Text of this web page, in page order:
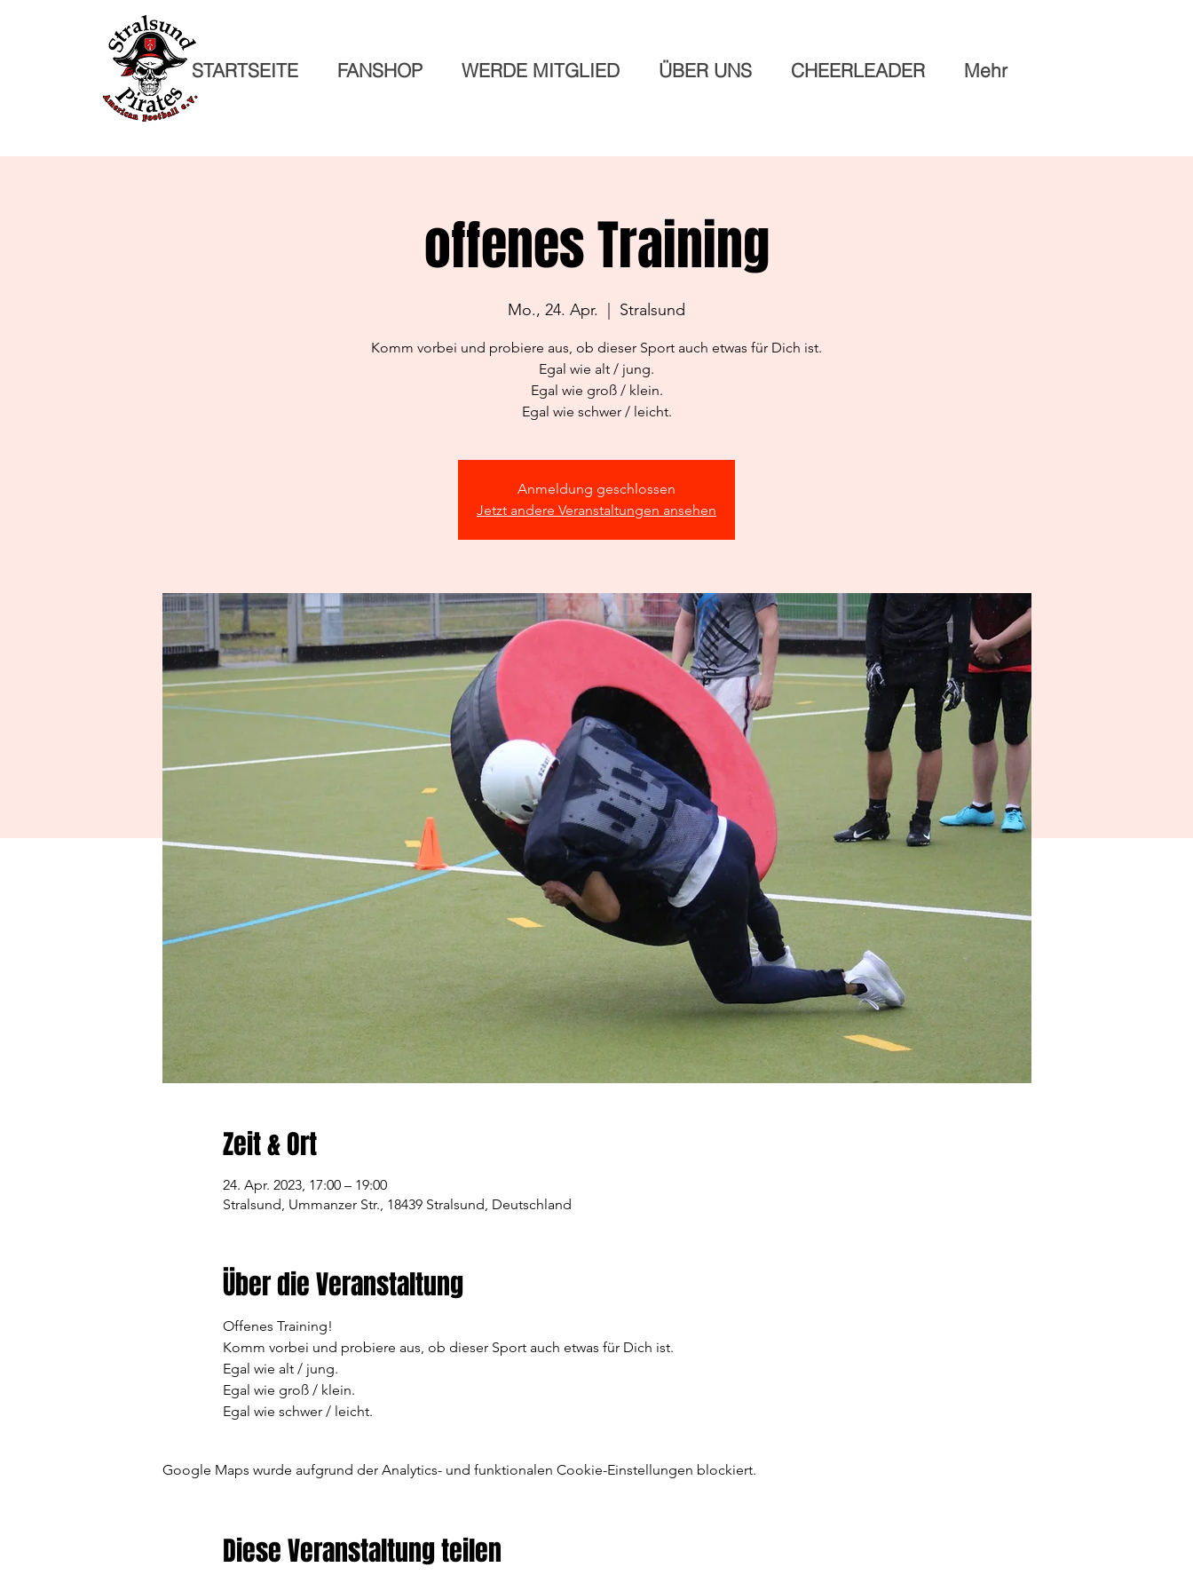
STARTSEITE FANSHOP WERDE MITGLIED ÜBER UNS CHEERLEADER Mehr
offenes Training
Mo., 24. Apr. Stralsund
Komm vorbei und probiere aus, ob dieser Sport auch etwas für Dich ist.
Egal wie alt / jung.
Egal wie groß / klein.
Egal wie schwer / leicht.
Anmeldung geschlossen
Jetzt andere Veranstaltungen ansehen
Zeit & Ort
24. Apr. 2023, 17:00 – 19:00
Stralsund, Ummanzer Str., 18439 Stralsund, Deutschland
Über die Veranstaltung
Offenes Training!
Komm vorbei und probiere aus, ob dieser Sport auch etwas für Dich ist.
Egal wie alt / jung.
Egal wie groß / klein.
Egal wie schwer / leicht.
Google Maps wurde aufgrund der Analytics- und funktionalen Cookie-Einstellungen blockiert.
Diese Veranstaltung teilen